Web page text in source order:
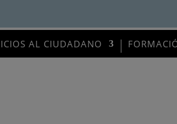
AL CIUDADANO